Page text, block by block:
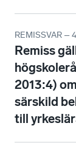
REMISSVAR –
Remiss
2013:4)
särskild
till